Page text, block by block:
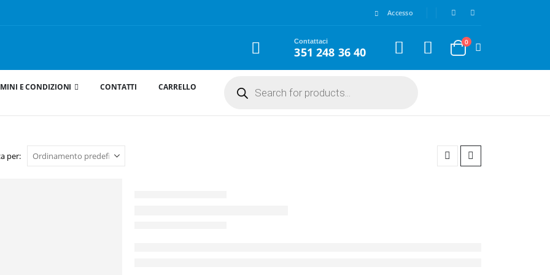
Accesso
Contattaci
351 248 36 40
0
E CONDIZIONI CONTATTI CARRELLO search
per: